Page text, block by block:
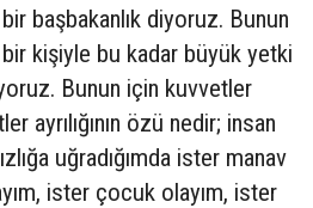
başbakanlık diyoruz. Bunun
bir kişiyle bu kadar büyük yetki
Bunun için kuvvetler
ayrılığının özü nedir; insan
uğradığımda ister manav
ister çocuk olayım, ister